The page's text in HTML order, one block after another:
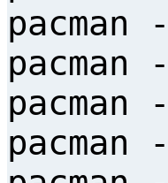
pacman
pacman
pacman
pacman